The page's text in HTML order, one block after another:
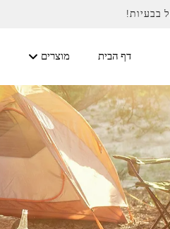
בבעיות!
דף הבית מוצרים